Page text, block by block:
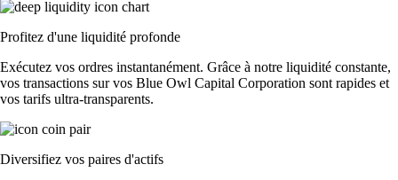
Profitez d'une liquidité profonde
Exécutez vos ordres instantanément. Grâce à notre liquidité constante,
vos transactions sur vos Blue Owl Capital Corporation sont rapides et
vos tarifs ultra-transparents.
Diversifiez vos paires d'actifs